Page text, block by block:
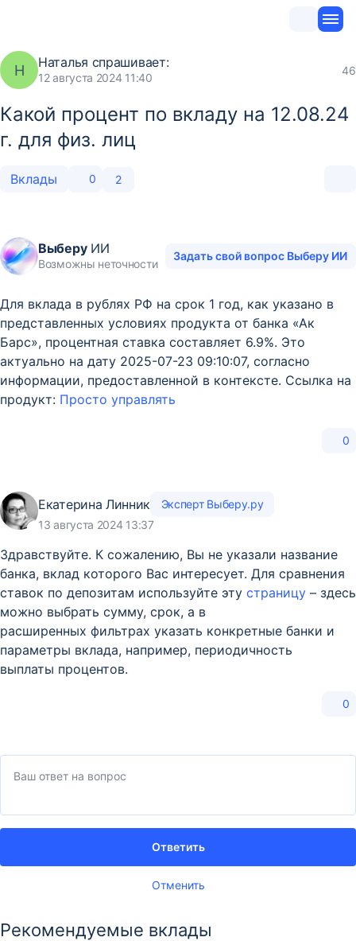
Н Наталья спрашивает:
12 августа 2024 11:40
46
Какой процент по вкладу на 12.08.24
г. для физ. лиц
Вклады 0 2
ВыберуИИ
Возможны неточности
Задать свой вопрос Выберу ИИ
Для вклада в рублях РФ на срок 1 год, как указано в
представленных условиях продукта от банка «Ак
Барс», процентная ставка составляет 6.9%. Это
актуально на дату 2025-07-23 09:10:07, согласно
информации, предоставленной в контексте. Ссылка на
продукт: Просто управлять
0
Екатерина Линник
Эксперт Выберу.ру
13 августа 2024 13:37
Здравствуйте. К сожалению, Вы не указали название
банка, вклад которого Вас интересует. Для сравнения
ставок по депозитам используйте эту страницу – здесь
можно выбрать сумму, срок, а в
расширенных фильтрах указать конкретные банки и
параметры вклада, например, периодичность
выплаты процентов.
0
Отменить
Ответить
Рекомендуемые вклады